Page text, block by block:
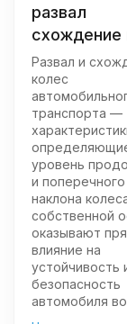
развал
схождение
стенде
Развал и схождение
колес
транспорта —
уровень
и поперечного
наклона
собственной
оказывают
влияние на
устойчивость
безопасность
автомобиля